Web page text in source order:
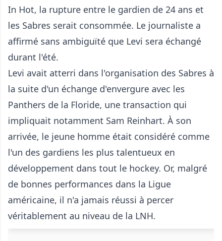
In Hot, la rupture entre le gardien de 24 ans et
les Sabres serait consommée. Le journaliste a
affirmé sans ambiguïté que Levi sera échangé
durant l'été.
Levi avait atterri dans l'organisation des Sabres à
la suite d'un échange d'envergure avec les
Panthers de la Floride, une transaction qui
impliquait notamment Sam Reinhart. À son
arrivée, le jeune homme était considéré comme
l'un des gardiens les plus talentueux en
développement dans tout le hockey. Or, malgré
de bonnes performances dans la Ligue
américaine, il n'a jamais réussi à percer
véritablement au niveau de la LNH.